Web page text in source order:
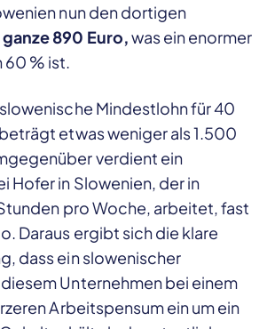
nun den dortigen
890 Euro,was ein enormer
60 % ist.
Mindestlohn für 40
etwas weniger als 1.500
verdient ein
Hofer in Slowenien, der in
pro Woche, arbeitet, fast
Daraus ergibt sich die klare
dass ein slowenischer
Unternehmen bei einem
Arbeitspensum ein um ein